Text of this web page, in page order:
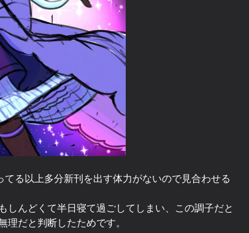
る以上多分新刊を出す体力がないので見合わせる
んどくて半日寝て過ごしてしまい、この調子だと
だと判断したためです。